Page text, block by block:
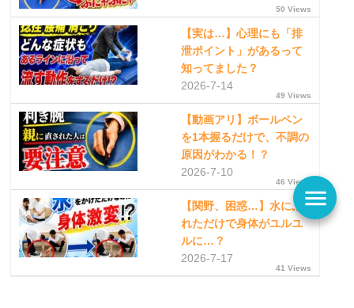
50 Views
【実は…】心理にも「排
泄ポイント」があるって
知ってました？
2026-7-14
49 Views
【動画アリ】ボールペン
を1本握るだけで、不調の
原因がわかる！？
2026-7-10
46 Views
【関野、困惑…】水にふ
れただけで身体がユルユ
ルに…？
2026-7-17
41 Views
menu